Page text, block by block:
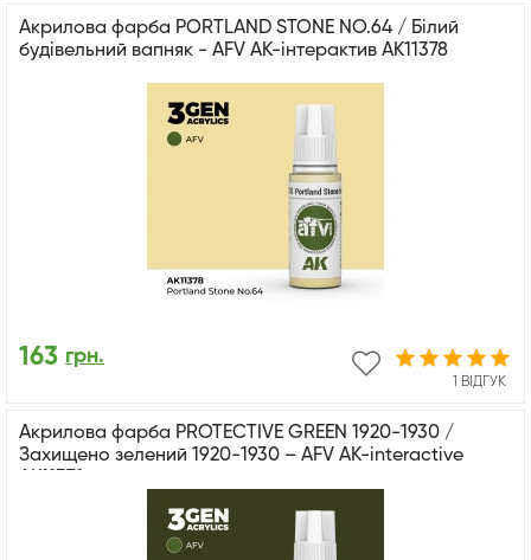
Акрилова фарба PORTLAND STONE NO.64 / Білий
будівельний вапняк - AFV АК-інтерактив AK11378
1 ВІДГУК
163 грн.
Акрилова фарба PROTECTIVE GREEN 1920-1930 /
Захищено зелений 1920-1930 – AFV АК-interactive